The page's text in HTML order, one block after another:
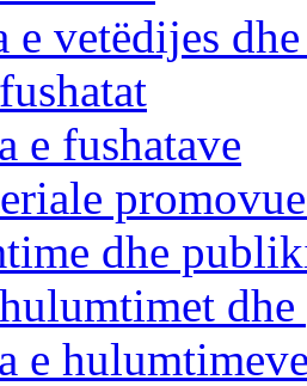
vetëdijes
e fushatave
dhe
e